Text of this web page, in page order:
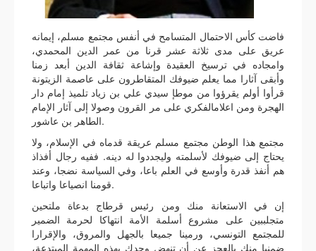
فاضت كأس الاحتمال المتسامح في أنفس مجتمع مسلم، إيمانه
عريق على مدى ثلاثة عشر قرنا من عمر الدين المحمدي،
وامجاده في ترسيخ العقيدة وإشاعة ثقافة الدين أبعد زمنا
وأبقى آثارا مما يعلم ضيوفك المتقاطرون على عاصمة الزيتونة
قرأوا أولم يقرؤوا من موطإ سيدي علي بن زياد تلميذ إمام دار
الهجرة ومن اعلامالفكري على مر القرون وصولا إلى آثار الإمام
الطاهر بن عاشور.
مجتمع هذا الوطن مجتمع مسلم عريقة قدماه في الإسلام، ولا
يحتاج إلى ضيوفك لأسلمته وليجددوا له دينه. ففيه رجال أفذاذ
هم أنفذ قدرة وأوسع في العلم باعا، وفي السياسة نضجا، وعند
قومنا انصياعا واتباعا.
إن في الاستعانة منك ومن رئيس قرطاج بدعاة ملتحين
متجلببين على مشروع أسلمة الأمة انتهاكا لحرمة الضمير
للمجتمع التونسي، ورمينا جميعا بالجهل والمروق، والإقرارا
ضمنيا منك بالعجز عن أن تنهض وحدك بهذه المهمة المبتدعة،